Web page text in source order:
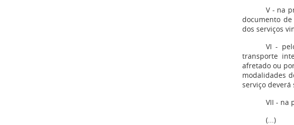
V - na
documento
dos serviços
VI -
transporte
afretado ou
modalidades
serviço deverá
VII - na
(...)